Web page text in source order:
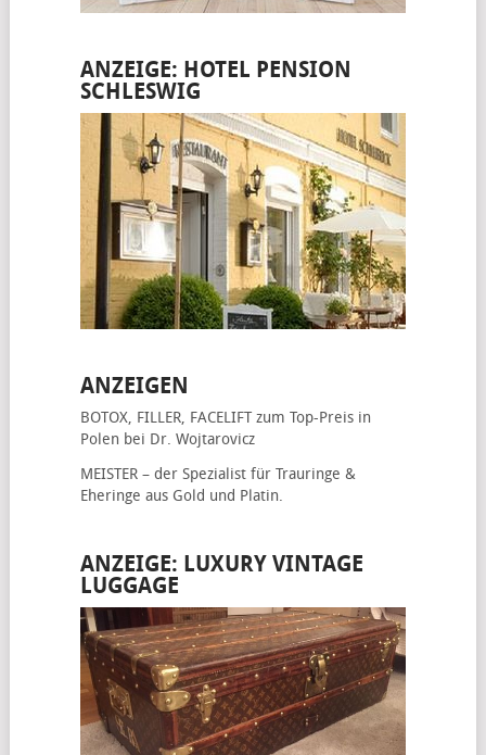
ANZEIGE: HOTEL PENSION
SCHLESWIG
ANZEIGEN
BOTOX, FILLER, FACELIFTzum Top-Preis in
Polen bei Dr. Wojtarovicz
MEISTER – der Spezialist für Trauringe &
Eheringe aus Gold und Platin.
ANZEIGE: LUXURY VINTAGE
LUGGAGE